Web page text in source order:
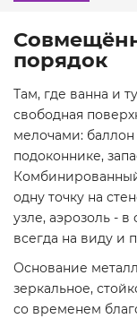
порядок
Там, где ванна и
свободная
мелочами: баллон
подоконнике,
одну точку на
узле, аэрозоль -
всегда на виду и
Основание
зеркальное,
со временем